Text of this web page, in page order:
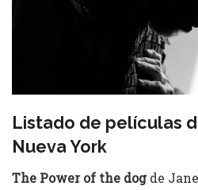
Listado de películas
Nueva York
The Power of the dogde